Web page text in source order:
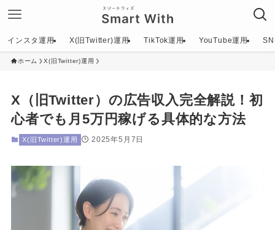
インスタ運用 X(旧Twitter)運用 TikTok運用 YouTube運用
ホーム X(旧Twitter)運用
X（旧Twitter）の広告収入完全解説！初
心者でも月5万円稼げる具体的な方法
X(旧Twitter)運用 2025年5月7日